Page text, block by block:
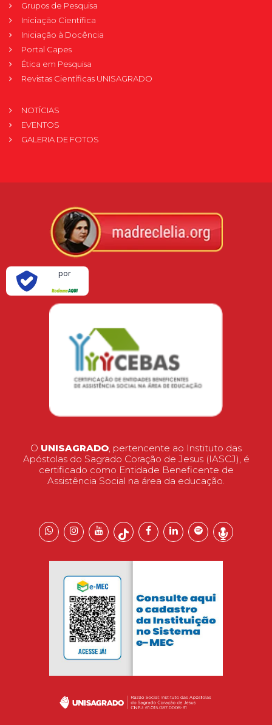
Grupos de Pesquisa
Iniciação Científica
Iniciação à Docência
Portal Capes
Ética em Pesquisa
Revistas Científicas UNISAGRADO
NOTÍCIAS
EVENTOS
GALERIA DE FOTOS
por
O UNISAGRADO, pertencente ao Instituto das
Apóstolas do Sagrado Coração de Jesus (IASCJ), é
certificado como Entidade Beneficente de
Assistência Social na área da educação.